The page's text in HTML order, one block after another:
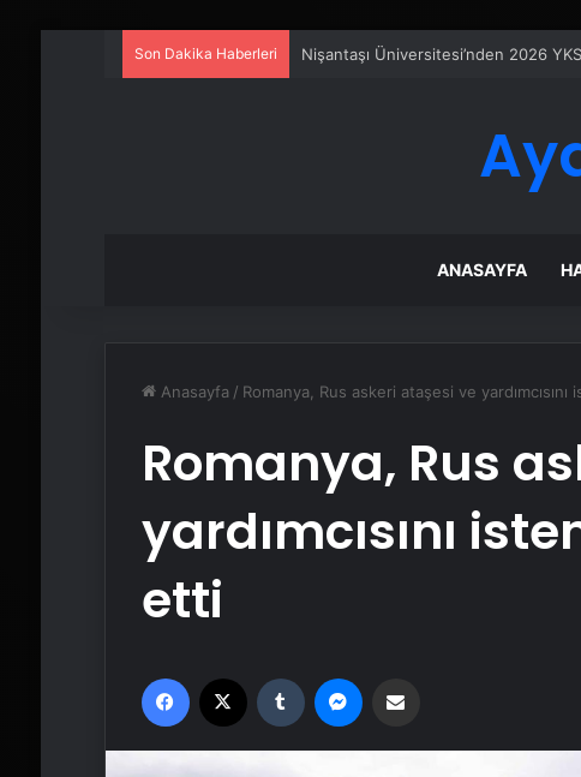
Son Dakika Haberleri Sanal Santral
ANASAYFA
Anasayfa / Romanya, Rus askeri ataşesi ve
Romanya, Rus
yardımcısını
etti
Facebook Tumblr